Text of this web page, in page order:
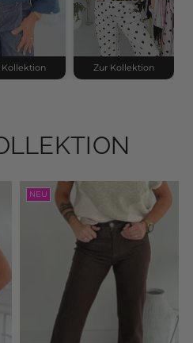
Kollektion Zur Kollektion
NEU